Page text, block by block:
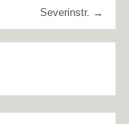
Severinstr. →